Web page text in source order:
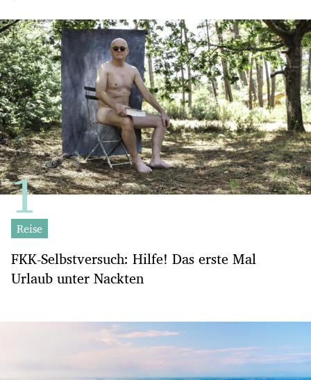
Reise
FKK-Selbstversuch: Hilfe! Das erste Mal
Urlaub unter Nackten